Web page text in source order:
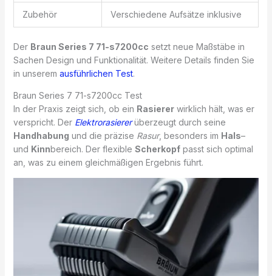
Zubehör Verschiedene Aufsätze inklusive
Der Braun Series 7 71-s7200cc setzt neue Maßstäbe in
Sachen Design und Funktionalität. Weitere Details finden Sie
in unserem ausführlichen Test.
Braun Series 7 71-s7200cc Test
In der Praxis zeigt sich, ob ein Rasiererwirklich hält, was er
verspricht. Der Elektrorasiererüberzeugt durch seine
Handhabung und die präzise Rasur, besonders im Hals–
und Kinnbereich. Der flexible Scherkopfpasst sich optimal
an, was zu einem gleichmäßigen Ergebnis führt.